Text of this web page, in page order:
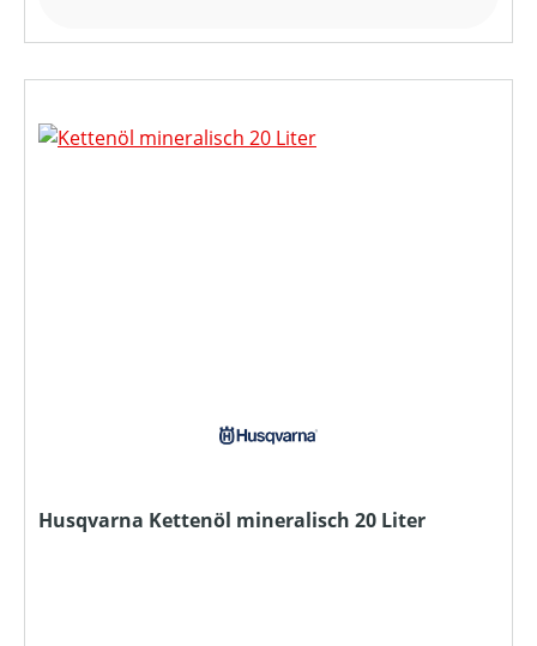
Husqvarna Kettenöl mineralisch 20 Liter